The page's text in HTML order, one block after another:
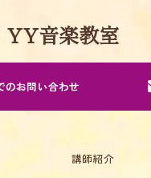
YY音楽教室
のお問い合わせ
講師紹介